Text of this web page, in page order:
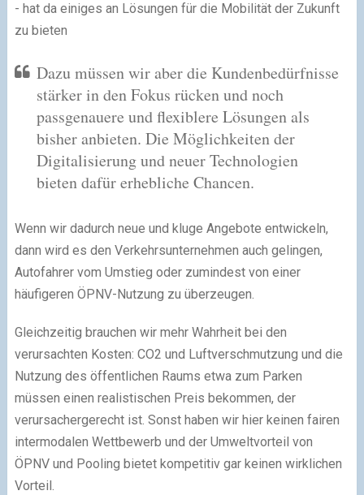
- hat da einiges an Lösungen für die Mobilität der Zukunft
zu bieten
Dazu müssen wir aber die Kundenbedürfnisse
stärker in den Fokus rücken und noch
passgenauere und flexiblere Lösungen als
bisher anbieten. Die Möglichkeiten der
Digitalisierung und neuer Technologien
bieten dafür erhebliche Chancen.
Wenn wir dadurch neue und kluge Angebote entwickeln,
dann wird es den Verkehrsunternehmen auch gelingen,
Autofahrer vom Umstieg oder zumindest von einer
häufigeren ÖPNV-Nutzung zu überzeugen.
Gleichzeitig brauchen wir mehr Wahrheit bei den
verursachten Kosten: CO2 und Luftverschmutzung und die
Nutzung des öffentlichen Raums etwa zum Parken
müssen einen realistischen Preis bekommen, der
verursachergerecht ist. Sonst haben wir hier keinen fairen
intermodalen Wettbewerb und der Umweltvorteil von
ÖPNV und Pooling bietet kompetitiv gar keinen wirklichen
Vorteil.